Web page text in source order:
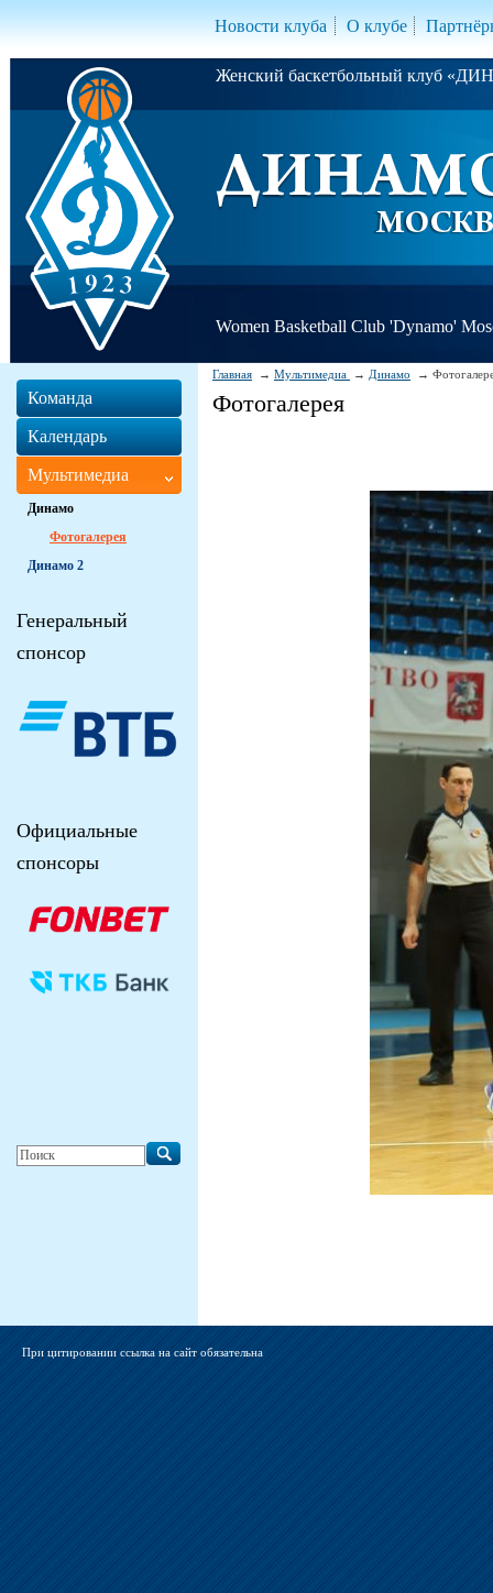
Новости клуба О клубе
Женский баскетбольный клуб
Women Basketball Club 'Dynamo'
Главная Мультимедиа Динамо
Фотогалерея
Команда
Календарь
Мультимедиа
Динамо
Фотогалерея
Динамо 2
Генеральный
спонсор
Официальные
спонсоры
При цитировании ссылка на сайт обязательна